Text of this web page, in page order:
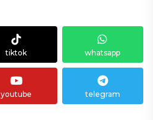
tiktok whatsapp
youtube telegram